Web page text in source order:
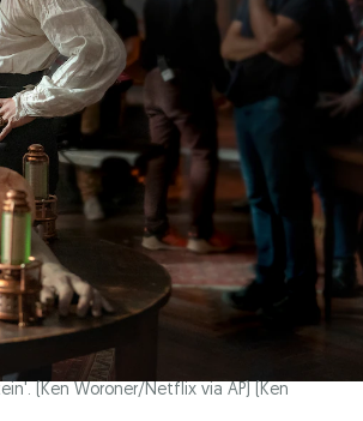
(Ken Woroner/Netflix via AP) (Ken